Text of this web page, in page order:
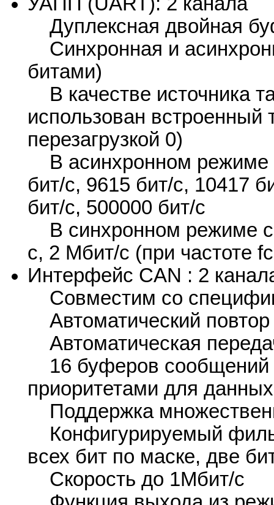
Дуплексная двойная
Синхронная и
битами)
В качестве источника
использован
перезагрузкой 0)
В асинхронном режиме
бит/с, 9615 бит/с, 10417
бит/с, 500000 бит/с
В синхронном режиме
с, 2 Мбит/с (при частоте
Интерфейс CAN : 2
Совместим со
Автоматический
Автоматическая
16 буферов сообщений
приоритетами для
Поддержка
Конфигурируемый
всех бит по маске, две
Скорость до 1Мбит/с